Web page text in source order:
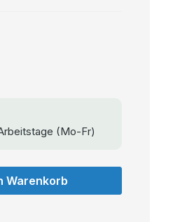
(Mo-Fr)
Warenkorb